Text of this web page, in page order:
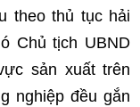
theo thủ tục hải
Chủ tịch UBND
sản xuất trên
nghiệp đều gắn